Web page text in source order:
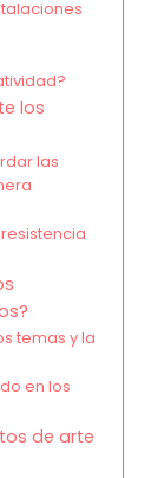
los
las
temas y la
en los
de arte